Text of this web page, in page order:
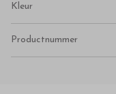
Kleur
Productnummer